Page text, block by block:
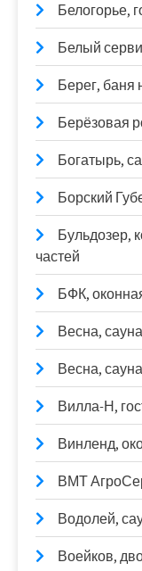
Белогорье,
Белый
Берег, баня
Берёзовая
Богатырь,
Борский
Бульдозер,
частей
БФК,
Весна, сауна
Весна, сауна
Вилла-Н,
Винленд,
ВМТ
Водолей,
Воейков,